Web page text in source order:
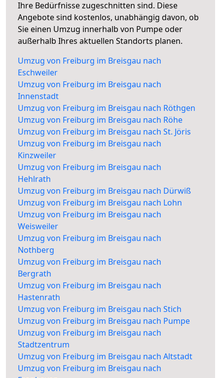
Ihre Bedürfnisse zugeschnitten sind. Diese
Angebote sind kostenlos, unabhängig davon, ob
Sie einen Umzug innerhalb von Pumpe oder
außerhalb Ihres aktuellen Standorts planen.
Umzug von Freiburg im Breisgau nach
Eschweiler
Umzug von Freiburg im Breisgau nach
Innenstadt
Umzug von Freiburg im Breisgau nach Röthgen
Umzug von Freiburg im Breisgau nach Röhe
Umzug von Freiburg im Breisgau nach St. Jöris
Umzug von Freiburg im Breisgau nach
Kinzweiler
Umzug von Freiburg im Breisgau nach
Hehlrath
Umzug von Freiburg im Breisgau nach Dürwiß
Umzug von Freiburg im Breisgau nach Lohn
Umzug von Freiburg im Breisgau nach
Weisweiler
Umzug von Freiburg im Breisgau nach
Nothberg
Umzug von Freiburg im Breisgau nach
Bergrath
Umzug von Freiburg im Breisgau nach
Hastenrath
Umzug von Freiburg im Breisgau nach Stich
Umzug von Freiburg im Breisgau nach Pumpe
Umzug von Freiburg im Breisgau nach
Stadtzentrum
Umzug von Freiburg im Breisgau nach Altstadt
Umzug von Freiburg im Breisgau nach